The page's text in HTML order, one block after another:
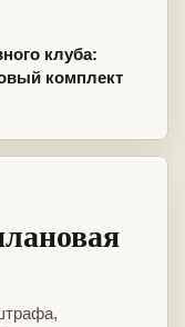
клуба:
комплект